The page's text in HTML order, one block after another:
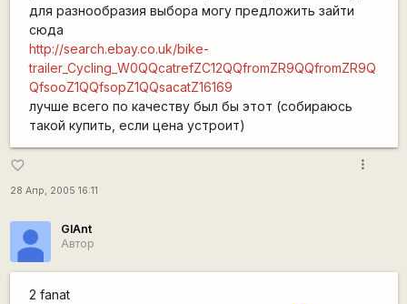
для разнообразия выбора могу предложить зайти
сюда
http://search.ebay.co.uk/bike-
trailer_Cycling_W0QQcatrefZC12QQfromZR9QQfromZR9Q
QfsooZ1QQfsopZ1QQsacatZ16169
лучше всего по качеству был бы этот (собираюсь
такой купить, если цена устроит)
favorite_border
28 Апр, 2005 16:11
more_vert
GIAnt
Автор
2 fanat